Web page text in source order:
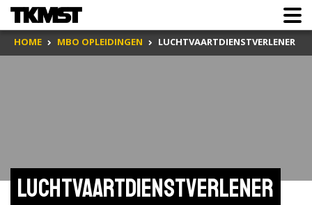
HOME MBO OPLEIDINGEN LUCHTVAARTDIENSTVERLENER
Luchtvaartdienstverlener